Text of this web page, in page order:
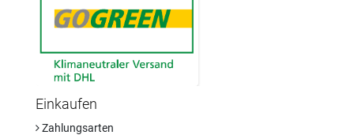
Einkaufen
Zahlungsarten